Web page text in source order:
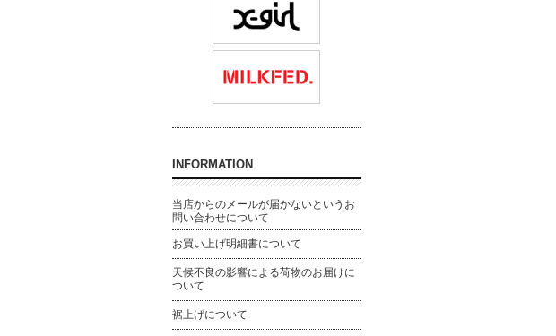
INFORMATION
当店からのメールが届かないというお
問い合わせについて
お買い上げ明細書について
天候不良の影響による荷物のお届けに
ついて
裾上げについて